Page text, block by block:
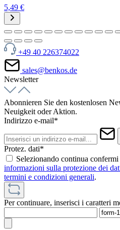
5,49 €
+49 40 226374022
sales@benkos.de
Newsletter
Abonnieren Sie den kostenlosen
Neuigkeit oder Aktion.
Indirizzo e-mail*
Protez. dati*
Selezionando continua
informazioni sulla protezione dei
termini e condizioni generali.
Per continuare, inserisci i caratteri